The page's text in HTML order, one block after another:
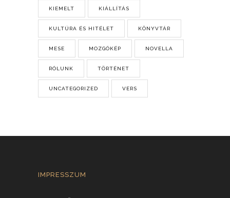
KIEMELT KIÁLLÍTÁS
KULTÚRA ÉS HITÉLET KÖNYVTÁR
MESE MOZGÓKÉP NOVELLA
RÓLUNK TÖRTÉNET
UNCATEGORIZED VERS
IMPRESSZUM